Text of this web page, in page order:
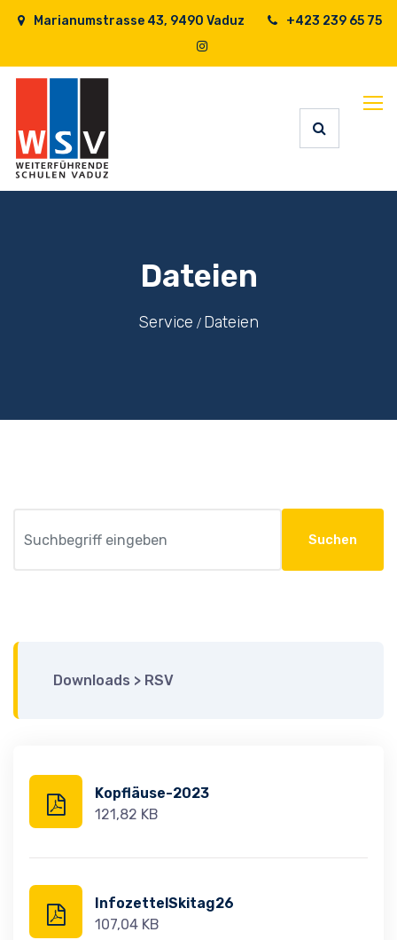
Marianumstrasse 43, 9490 Vaduz +423 239 65 75
Dateien
Service Dateien
Suchen
Downloads > RSV
Kopfläuse-2023
121,82 KB
InfozettelSkitag26
107,04 KB